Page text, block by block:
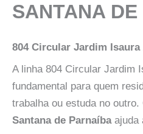
SANTANA
804 Circular Jardim
A linha 804 Circular Jardim
fundamental para quem
trabalha ou estuda no outro.
Santana de Parnaíbaajuda